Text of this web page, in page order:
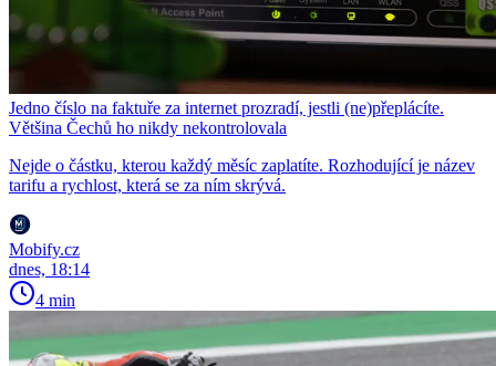
Jedno číslo na faktuře za internet prozradí, jestli (ne)přeplácíte.
Většina Čechů ho nikdy nekontrolovala
Nejde o částku, kterou každý měsíc zaplatíte. Rozhodující je název
tarifu a rychlost, která se za ním skrývá.
Mobify.cz
dnes, 18:14
4 min